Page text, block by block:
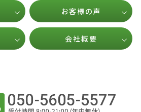
お客様の声
会社概要